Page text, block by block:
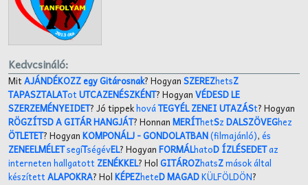
Kedvcsináló:
MitAJÁNDÉKOZZ egy Gitárosnak? HogyanSZEREZhetsZ
TAPASZTALATotUTCAZENÉSZKÉNT? HogyanVÉDESD LE
SZERZEMÉNYEIDET? Jó tippekhováTEGYÉL ZENEI UTAZÁSt? Hogyan
RÖGZÍTSD A GITÁR HANGJÁT? HonnanMERÍThetSzDALSZÖVEGhez
ÖTLETET? HogyanKOMPONÁLJ- GONDOLATBAN(filmajánló),és
ZENEELMÉLETsegíTségévEL? HogyanFORMÁLhatoD ÍZLÉSEDETaz
interneten hallgatott ZENÉKKEL? HolGITÁROZhatsZmások által
készítettALAPOKRA? HolKÉPEZheteD MAGADKÜLFÖLDÖN?